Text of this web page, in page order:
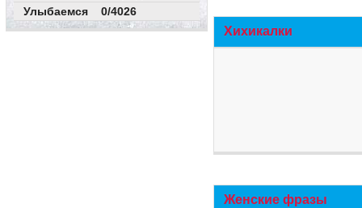
Улыбаемся 0/4026
Хихикалки
Женские фразы